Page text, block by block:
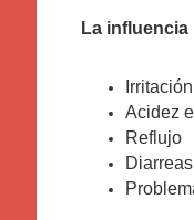
La
Irritación
Acidez
Reflujo
Diarreas